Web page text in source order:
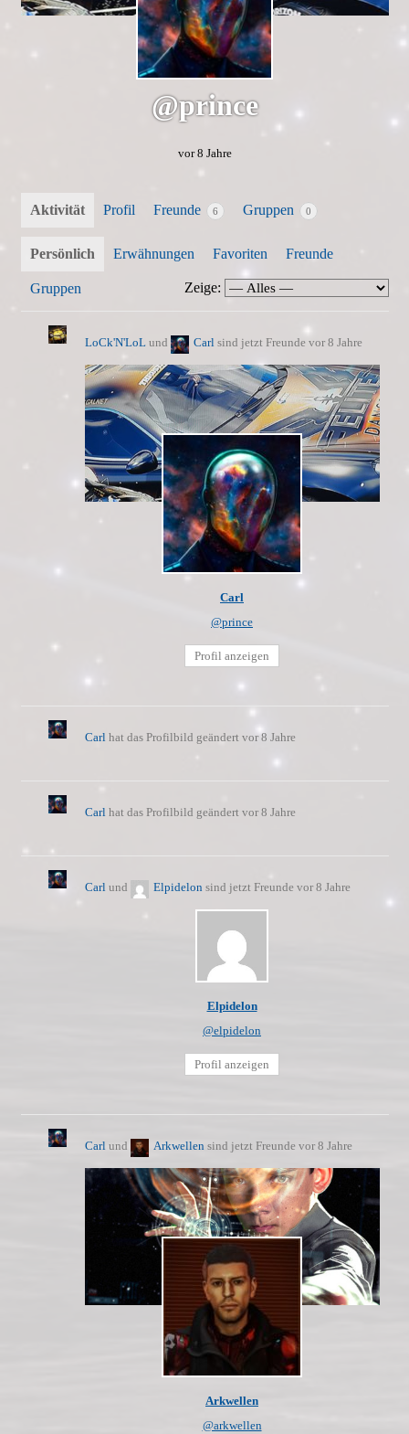
@prince
vor 8 Jahre
Aktivität Profil Freunde 6 Gruppen 0
Persönlich Erwähnungen Favoriten Freunde
Gruppen Zeige:
LoCk'N'LoLund Carlsind jetzt Freunde vor 8 Jahre
Carl
@prince
Profil anzeigen
Carlhat das Profilbild geändert vor 8 Jahre
Carlhat das Profilbild geändert vor 8 Jahre
Carlund Elpidelonsind jetzt Freunde vor 8 Jahre
Elpidelon
@elpidelon
Profil anzeigen
Carlund Arkwellensind jetzt Freunde vor 8 Jahre
Arkwellen
@arkwellen